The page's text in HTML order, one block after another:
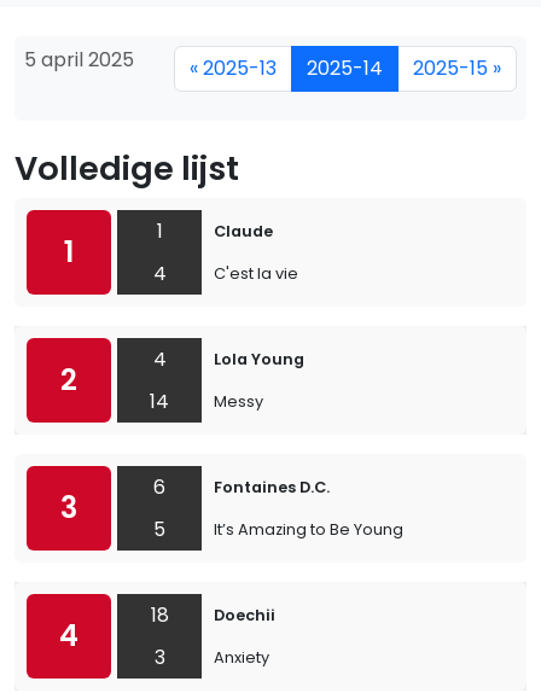
5 april 2025 « 2025-13 2025-14 2025-15 »
Volledige lijst
1
1
4
Claude
C'est la vie
2
4
14
Lola Young
Messy
3
6
5
Fontaines D.C.
It’s Amazing to Be Young
4
18
3
Doechii
Anxiety